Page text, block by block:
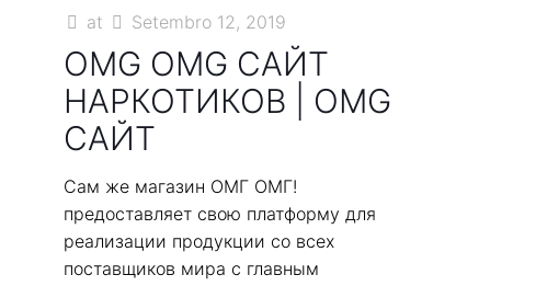
at Setembro 12, 2019
OMG OMG САЙТ
НАРКОТИКОВ | OMG
САЙТ
Сам же магазин ОМГ ОМГ!
предоставляет свою платформу для
реализации продукции со всех
поставщиков мира с главным